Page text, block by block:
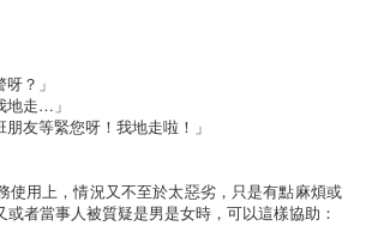
？」
地走…」
朋友等緊您呀！我地走啦！」
使用上，情況又不至於太惡劣，只是有點麻煩或
者當事人被質疑是男是女時，可以這樣協助：